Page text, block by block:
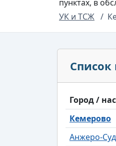
пунктах, в
УК и ТСЖ
Список
Город /
Кемерово
Анжеро-